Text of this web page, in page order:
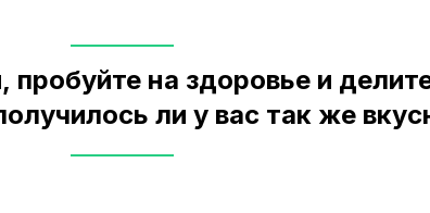
пробуйте на здоровье и
ли у вас так же